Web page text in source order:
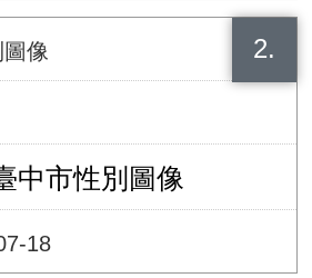
2.
像
中市性別圖像
18